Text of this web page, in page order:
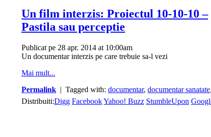
Un film interzis: Proiectul 10-10-10 –
Pastila sau perceptie
Publicat pe 28 apr. 2014 at 10:00am
Un documentar interzis pe care trebuie sa-l vezi
Mai mult...
Permalink | Tagged with: documentar, documentar sanatate
Distribuiti:Digg FacebookYahoo! Buzz StumbleUpon